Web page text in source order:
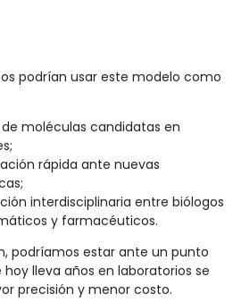
podrían usar este modelo como
moléculas candidatas en
rápida ante nuevas
interdisciplinaria entre biólogos
y farmacéuticos.
podríamos estar ante un punto
lleva años en laboratorios se
precisión y menor costo.